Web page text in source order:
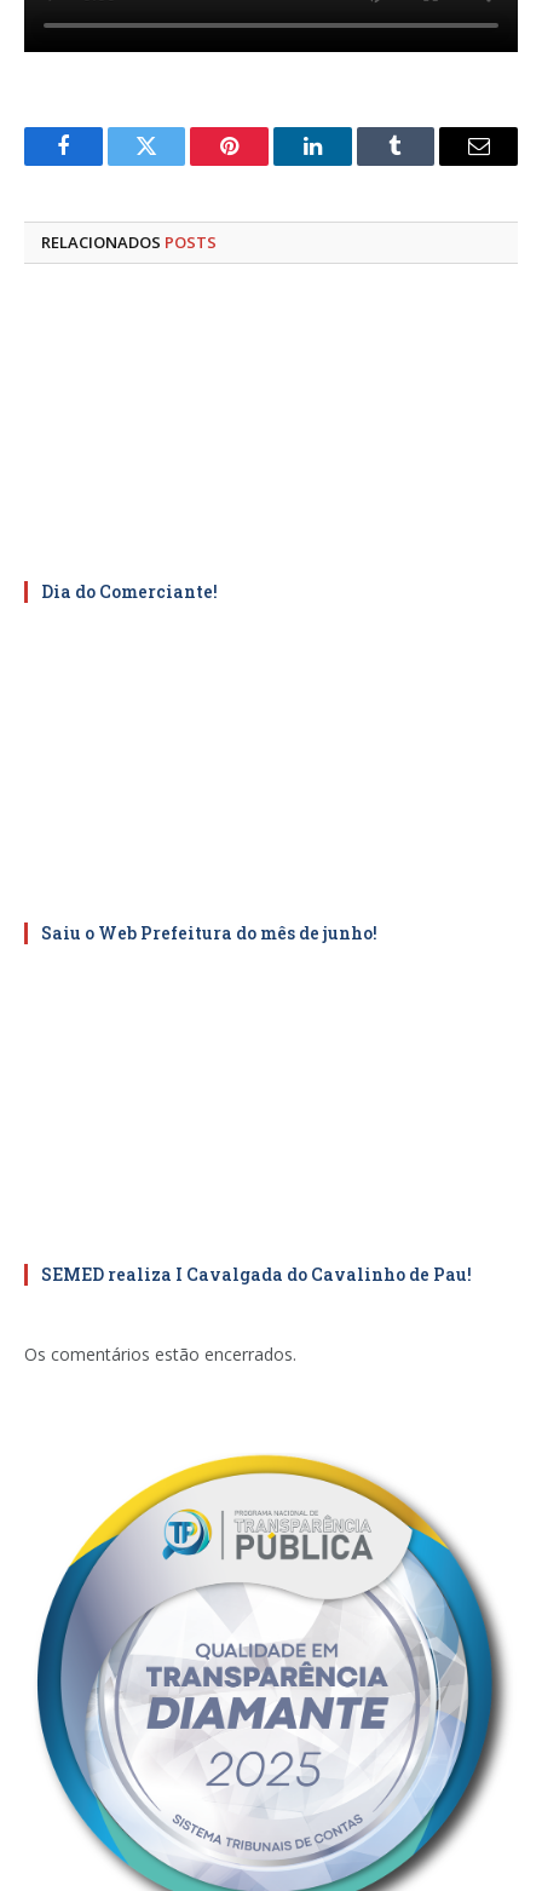
FacebookTwitter Pinterest LinkedInTumblr
E-
RELACIONADOS POSTS
Dia do Comerciante!
Saiu o Web Prefeitura do mês de junho!
SEMED realiza I Cavalgada do Cavalinho de Pau!
Os comentários estão encerrados.